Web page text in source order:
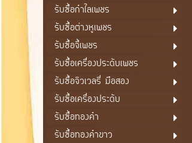
รับซื้อกำไลเพชร
รับซื้อต่างหูเพชร
รับซื้อจี้เพชร
รับซื้อเครื่องประดับเพชร
รับซื้อจิวเวลรี่ มือสอง
รับซื้อเครื่องประดับ
รับซื้อทองคำ
รับซื้อทองคำขาว